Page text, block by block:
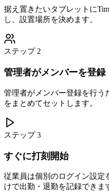
据え置きたいタブレットに
し、設置場所を決めます。
ステップ 2
管理者がメンバーを登録
管理者がメンバー登録を行う
をまとめてセットします。
ステップ 3
すぐに打刻開始
従業員は個別のログイン設定
けで出勤・退勤を記録できま